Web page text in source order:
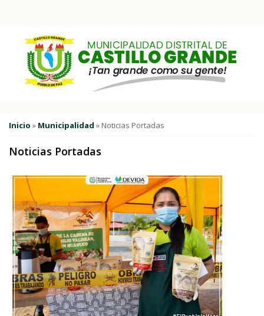
Pasar al contenido principal
Usted está aquí
Inicio » Municipalidad » Noticias Portadas
Noticias Portadas
Páginas